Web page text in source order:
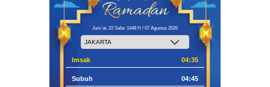
Jum'at, 22 Safar 1448 H / 07 Agustus 2026
Imsak 04:35
Subuh 04:45